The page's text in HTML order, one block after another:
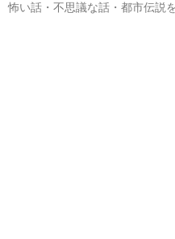
怖い話・不思議な話・都市伝説